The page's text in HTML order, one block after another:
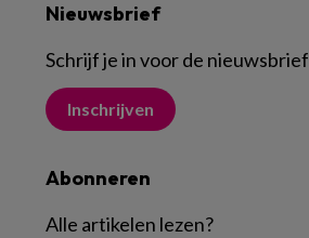
Nieuwsbrief
Schrijf je in voor de nieuwsbrief
Inschrijven
Abonneren
Alle artikelen lezen?